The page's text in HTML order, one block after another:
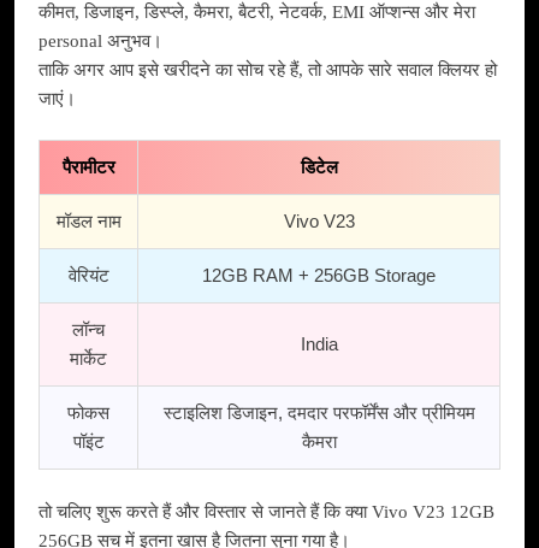
कीमत, डिजाइन, डिस्प्ले, कैमरा, बैटरी, नेटवर्क, EMI ऑप्शन्स और मेरा
personal अनुभव।
ताकि अगर आप इसे खरीदने का सोच रहे हैं, तो आपके सारे सवाल क्लियर हो
जाएं।
पैरामीटर डिटेल
मॉडल नाम Vivo V23
वेरियंट 12GB RAM + 256GB Storage
लॉन्च
मार्केट
India
फोकस
पॉइंट
स्टाइलिश डिजाइन, दमदार परफॉर्मेंस और प्रीमियम
कैमरा
तो चलिए शुरू करते हैं और विस्तार से जानते हैं कि क्या Vivo V23 12GB
256GB सच में इतना खास है जितना सुना गया है।